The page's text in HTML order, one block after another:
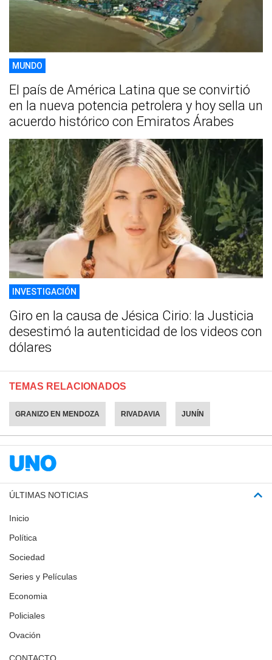
MUNDO
El país de América Latina que se convirtió
en la nueva potencia petrolera y hoy sella un
acuerdo histórico con Emiratos Árabes
INVESTIGACIÓN
Giro en la causa de Jésica Cirio: la Justicia
desestimó la autenticidad de los videos con
dólares
TEMAS RELACIONADOS
GRANIZO EN MENDOZA RIVADAVIA JUNÍN
ÚLTIMAS NOTICIAS
Inicio
Política
Sociedad
Series y Películas
Economia
Policiales
Ovación
CONTACTO